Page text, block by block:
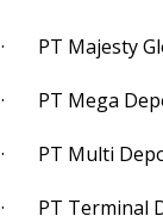
· PT Majesty
· PT Mega
· PT Multi
· PT Terminal